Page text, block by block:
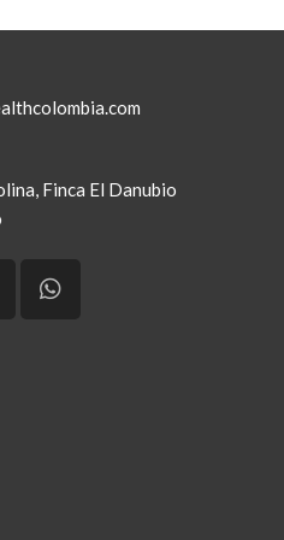
Finca El Danubio